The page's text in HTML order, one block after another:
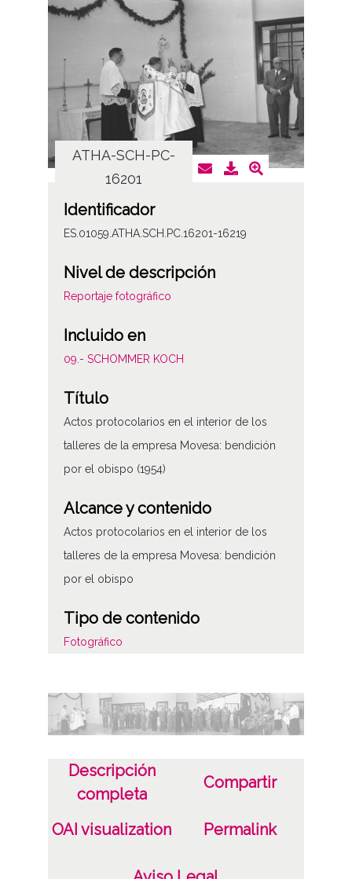
ATHA-SCH-PC-
16201
Identificador
ES.01059.ATHA.SCH.PC.16201-16219
Nivel de descripción
Reportaje fotográfico
Incluido en
09.- SCHOMMER KOCH
Título
Actos protocolarios en el interior de los
talleres de la empresa Movesa: bendición
por el obispo (1954)
Alcance y contenido
Actos protocolarios en el interior de los
talleres de la empresa Movesa: bendición
por el obispo
Tipo de contenido
Fotográfico
19540900
Septiembre de 1954
Notas
Sign originales: Rollo 35mm, n° 563
16219
Descripción
completa
Compartir
OAI visualization Permalink